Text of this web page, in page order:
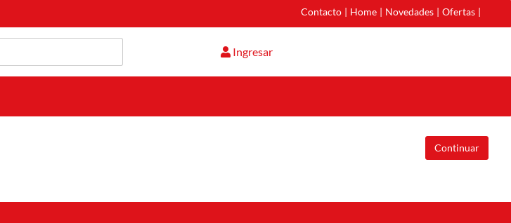
Contacto | Home | Novedades | Ofertas |
Ingresar
Continuar